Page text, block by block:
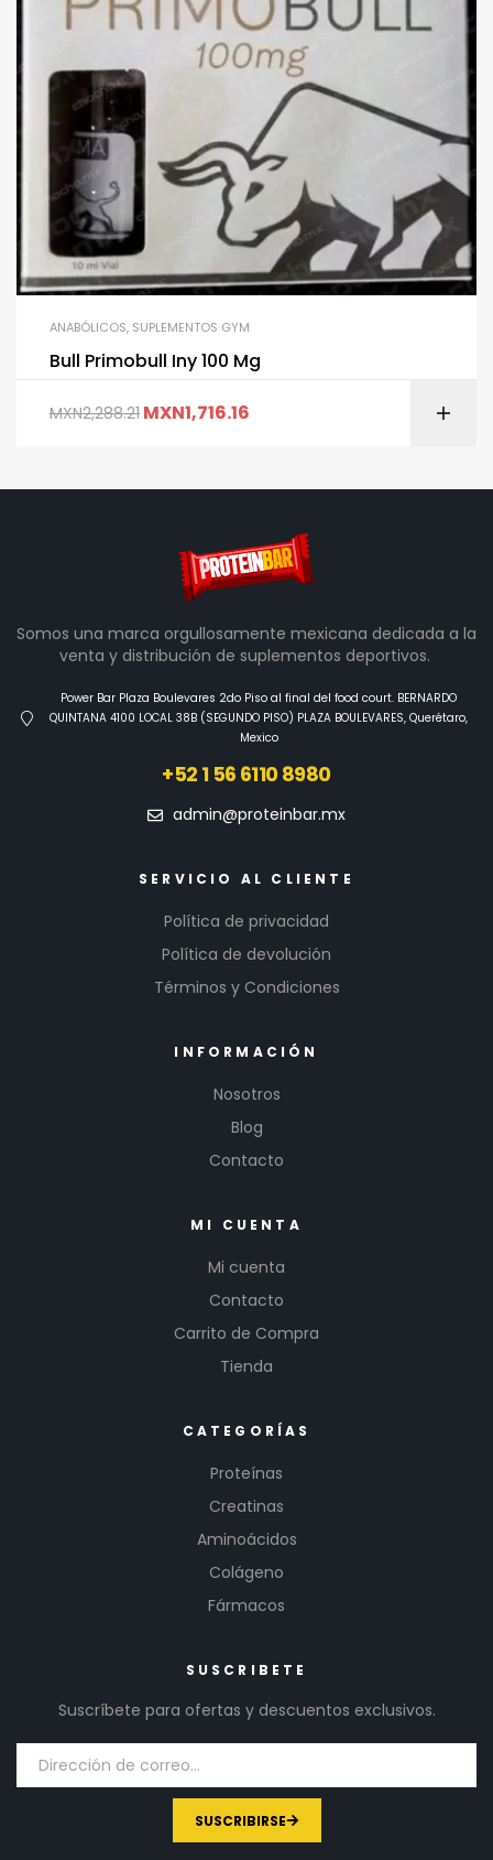
ANABÓLICOS, SUPLEMENTOS GYM
Bull Primobull Iny 100 Mg
MXN2,288.21 MXN1,716.16
Somos una marca orgullosamente mexicana dedicada a la
venta y distribución de suplementos deportivos.
Power Bar Plaza Boulevares 2do Piso al final del food court. BERNARDO
QUINTANA 4100 LOCAL 38B (SEGUNDO PISO) PLAZA BOULEVARES, Querétaro,
Mexico
+52 1 56 6110 8980
admin@proteinbar.mx
SERVICIO AL CLIENTE
Política de privacidad
Política de devolución
Términos y Condiciones
INFORMACIÓN
Nosotros
Blog
Contacto
MI CUENTA
Mi cuenta
Contacto
Carrito de Compra
Tienda
CATEGORÍAS
Proteínas
Creatinas
Aminoácidos
Colágeno
Fármacos
SUSCRIBETE
Suscríbete para ofertas y descuentos exclusivos.
SUSCRIBIRSE